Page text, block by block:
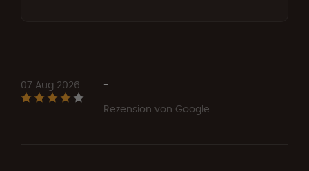
07 Aug 2026
-
Rezension von Google